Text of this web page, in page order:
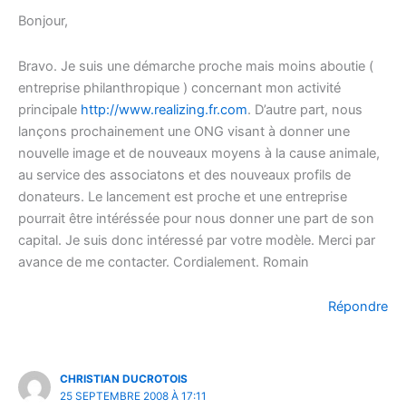
Bonjour,
Bravo. Je suis une démarche proche mais moins aboutie (
entreprise philanthropique ) concernant mon activité
principale http://www.realizing.fr.com. D’autre part, nous
lançons prochainement une ONG visant à donner une
nouvelle image et de nouveaux moyens à la cause animale,
au service des associatons et des nouveaux profils de
donateurs. Le lancement est proche et une entreprise
pourrait être intéréssée pour nous donner une part de son
capital. Je suis donc intéressé par votre modèle. Merci par
avance de me contacter. Cordialement. Romain
Répondre
CHRISTIAN DUCROTOIS
25 SEPTEMBRE 2008 À 17:11